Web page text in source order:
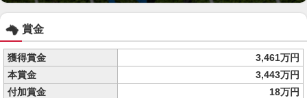
賞金
獲得賞金
3,461万円
本賞金
3,443万円
付加賞金
18万円